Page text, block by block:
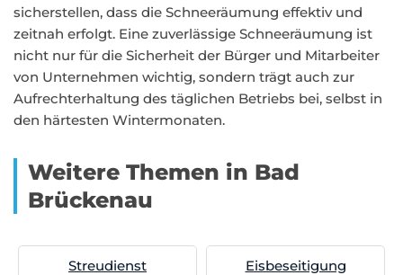
sicherstellen, dass die Schneeräumung effektiv und
zeitnah erfolgt. Eine zuverlässige Schneeräumung ist
nicht nur für die Sicherheit der Bürger und Mitarbeiter
von Unternehmen wichtig, sondern trägt auch zur
Aufrechterhaltung des täglichen Betriebs bei, selbst in
den härtesten Wintermonaten.
Weitere Themen in Bad
Brückenau
Streudienst Eisbeseitigung